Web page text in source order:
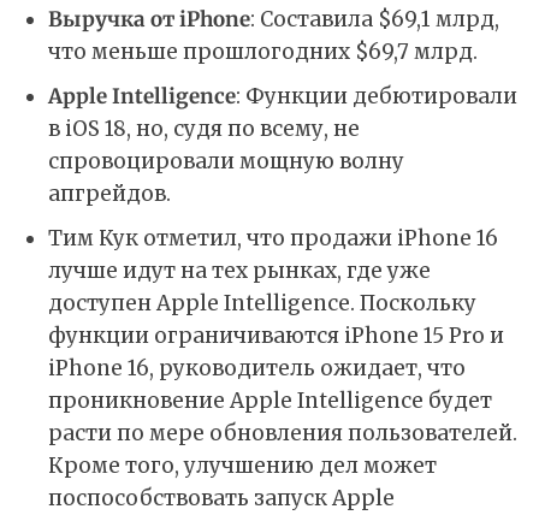
Выручка от iPhone: Составила $69,1 млрд,
что меньше прошлогодних $69,7 млрд.
Apple Intelligence: Функции дебютировали
в iOS 18, но, судя по всему, не
спровоцировали мощную волну
апгрейдов.
Тим Кук отметил, что продажи iPhone 16
лучше идут на тех рынках, где уже
доступен Apple Intelligence. Поскольку
функции ограничиваются iPhone 15 Pro и
iPhone 16, руководитель ожидает, что
проникновение Apple Intelligence будет
расти по мере обновления пользователей.
Кроме того, улучшению дел может
поспособствовать запуск Apple